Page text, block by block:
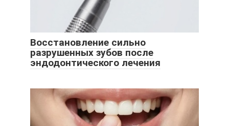
Восстановление сильно
разрушенных зубов после
эндодонтического лечения